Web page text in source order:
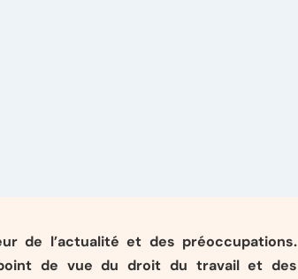
de l’actualité et des préoccupations.
de vue du droit du travail et des